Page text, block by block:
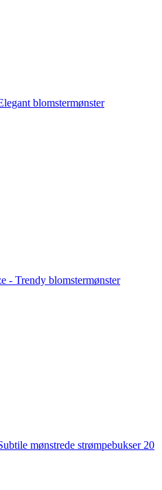
blomstermønster
- Trendy blomstermønster
mønstrede strømpebukser 20